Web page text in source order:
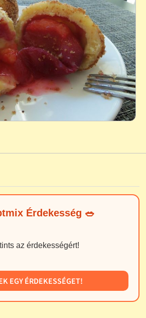
Érdekesség 🥗
az érdekességért!
EGY ÉRDEKESSÉGET!